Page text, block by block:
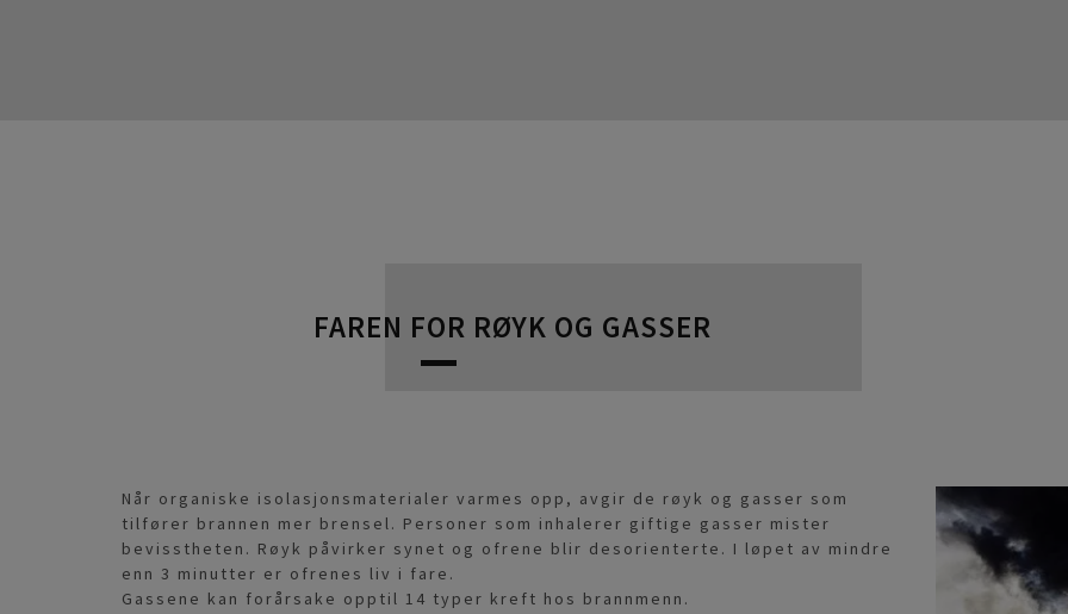
FAREN FOR RØYK OG GASSER
Når organiske isolasjonsmaterialer varmes opp, avgir de røyk og gasser som
tilfører brannen mer brensel. Personer som inhalerer giftige gasser mister
bevisstheten. Røyk påvirker synet og ofrene blir desorienterte. I løpet av mindre
enn 3 minutter er ofrenes liv i fare.
Gassene kan forårsake opptil 14 typer kreft hos brannmenn.